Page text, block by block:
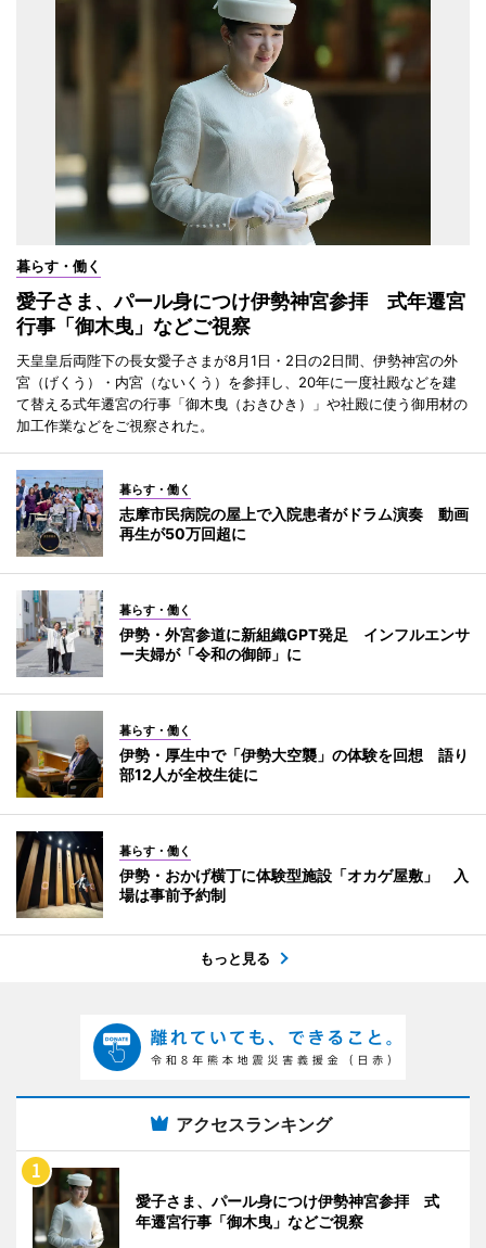
暮らす・働く
愛子さま、パール身につけ伊勢神宮参拝 式年遷宮
行事「御木曳」などご視察
天皇皇后両陛下の長女愛子さまが8月1日・2日の2日間、伊勢神宮の外
宮（げくう）・内宮（ないくう）を参拝し、20年に一度社殿などを建
て替える式年遷宮の行事「御木曳（おきひき）」や社殿に使う御用材の
加工作業などをご視察された。
暮らす・働く
志摩市民病院の屋上で入院患者がドラム演奏 動画
再生が50万回超に
暮らす・働く
伊勢・外宮参道に新組織GPT発足 インフルエンサ
ー夫婦が「令和の御師」に
暮らす・働く
伊勢・厚生中で「伊勢大空襲」の体験を回想 語り
部12人が全校生徒に
暮らす・働く
伊勢・おかげ横丁に体験型施設「オカゲ屋敷」 入
場は事前予約制
もっと見る
アクセスランキング
愛子さま、パール身につけ伊勢神宮参拝 式
年遷宮行事「御木曳」などご視察